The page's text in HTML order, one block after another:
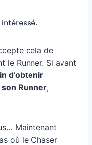
cela de
le Runner. Si avant
d’obtenir
Runner,
Maintenant
où le Chaser